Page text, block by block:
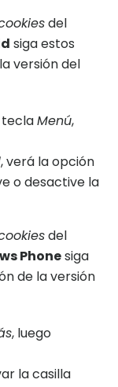
del
siga estos
versión del
teclaMenú,
, verá la opción
o desactive la
del
Phonesiga
de la versión
, luego
la casilla